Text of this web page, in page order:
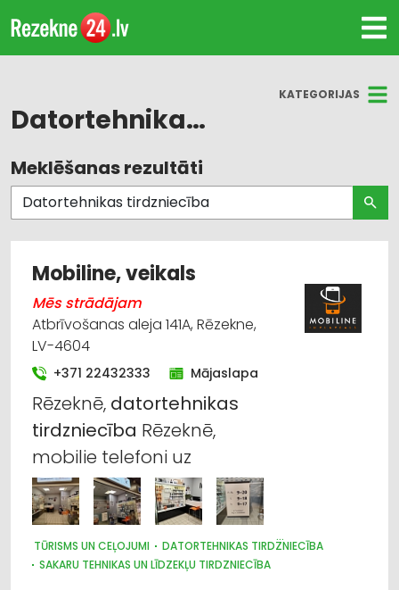
KATEGORIJAS
Datortehnikas tirdzniecība
Visas nozares
Datortehnikas tirdzniecība
Datortehnikas un biroja tehnikas apkalpošana,
serviss
Internetveikali, e-komercija
Sakaru tehnikas un līdzekļu tirdzniecība
Tūrisms un ceļojumi
Meklēšanas rezultāti
Mobiline, veikals
Mēs strādājam
Atbrīvošanas aleja 141A, Rēzekne,
LV-4604
+371 22432333 Mājaslapa
Rēzeknē, datortehnikas
tirdzniecība Rēzeknē,
mobilie telefoni uz
TŪRISMS UN CEĻOJUMI
DATORTEHNIKAS TIRDZNIECĪBA
SAKARU TEHNIKAS UN LĪDZEKĻU TIRDZNIECĪBA